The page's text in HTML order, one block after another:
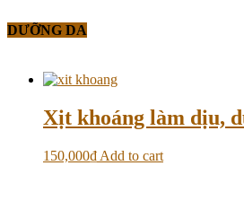
DƯỠNG DA
Xịt khoáng làm dịu,
150,000₫ Add to cart